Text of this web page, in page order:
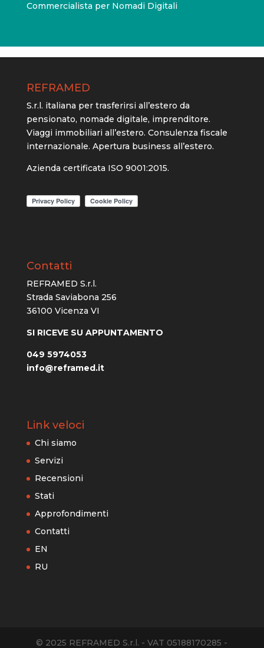
Commercialista per Nomadi Digitali
REFRAMED
S.r.l. italiana per trasferirsi all’estero da
pensionato, nomade digitale, imprenditore.
Viaggi immobiliari all’estero. Consulenza fiscale
internazionale. Apertura business all’estero.
Azienda certificata ISO 9001:2015.
Contatti
REFRAMED S.r.l.
Strada Saviabona 256
36100 Vicenza VI
SI RICEVE SU APPUNTAMENTO
049 5974053
info@reframed.it
Link veloci
Chi siamo
Servizi
Recensioni
Stati
Approfondimenti
Contatti
EN
RU
© 2025 REFRAMED S.r.l. - VAT 05188170285 -